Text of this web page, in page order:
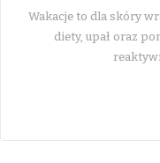
Wakacje to dla skóry
diety, upał oraz